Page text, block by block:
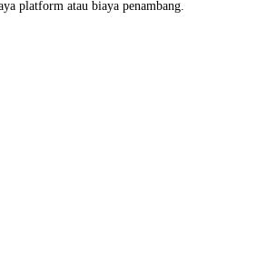
platform atau biaya penambang.